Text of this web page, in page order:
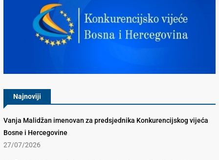
Najnoviji
Vanja Malidžan imenovan za predsjednika Konkurencijskog vijeća
Bosne i Hercegovine
27/07/2026